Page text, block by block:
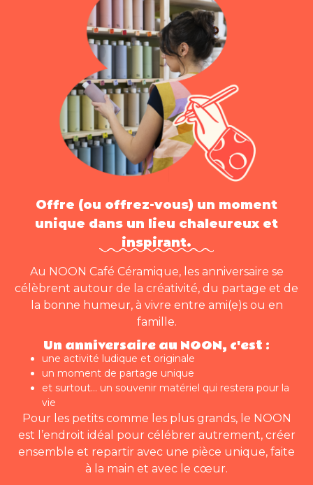
Offre (ou offrez-vous) un moment
unique dans un lieu chaleureux et
inspirant.
Au NOON Café Céramique, les anniversaire se
célèbrent autour de la créativité, du partage et de
la bonne humeur, à vivre entre ami(e)s ou en
famille.
Un anniversaire au NOON, c'est :
une activité ludique et originale
un moment de partage unique
et surtout… un souvenir matériel qui restera pour la
vie
Pour les petits comme les plus grands, le NOON
est l’endroit idéal pour célébrer autrement, créer
ensemble et repartir avec une pièce unique, faite
à la main et avec le cœur.